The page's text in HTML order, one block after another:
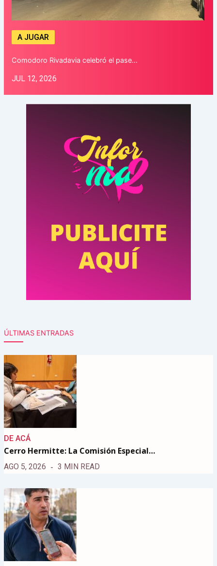
A JUGAR
Comodoro Rivadavia celebró el pase…
JUL 12, 2026
ÚLTIMAS ENTRADAS
DE ACÁ
Cerro Hermitte: La Comisión Especial…
AGO 5, 2026 3 MIN READ